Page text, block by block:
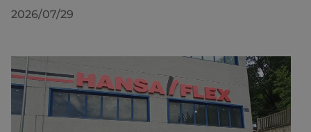
2026/07/29